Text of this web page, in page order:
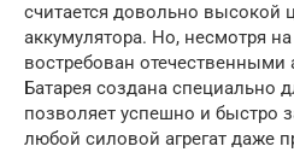
считается довольно высокой
аккумулятора. Но, несмотря
востребован
Батарея создана специально
позволяет успешно и быстро
любой силовой агрегат даже